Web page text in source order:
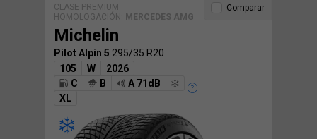
CLASE PREMIUM
HOMOLOGACIÓN: MERCEDES AMG
Michelin
Pilot Alpin 5 295/35 R20
105
W
2026
C
B
A 71dB
XL
Comparar